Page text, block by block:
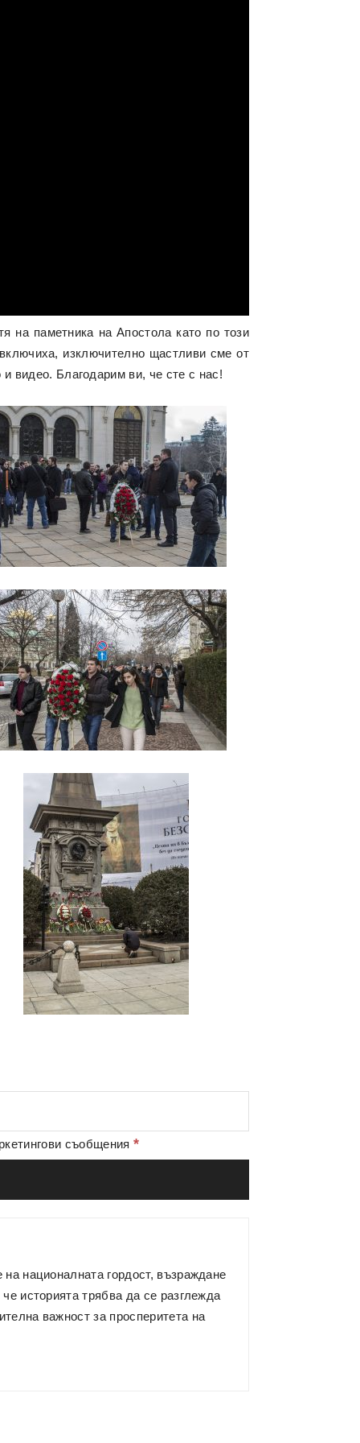
на паметника на Апостола като по този
изключително щастливи сме от
видео. Благодарим ви, че сте с нас!
съобщения *
на националната гордост, възраждане
историята трябва да се разглежда
важност за просперитета на